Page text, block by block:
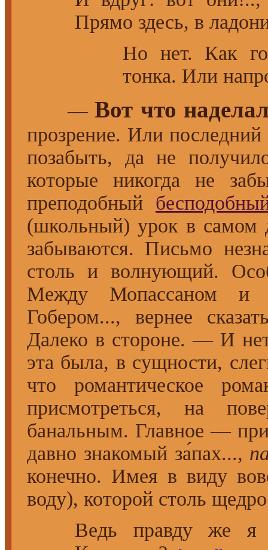
Прямо здесь, в
Но нет. Как
тонка. Или
—Вот что
прозрение. Или
позабыть, да не
которые никогда не
преподобный
(школьный) урок в самом
забываются. Письмо
столь и волнующий.
Между Мопассаном
Гобером..., вернее
Далеко в стороне. — И
эта была, в сущности,
что романтическое
присмотреться, на
банальным. Главное —
давно знакомый за́пах...,
конечно. Имея в виду
воду), которой столь
Ведь правду же